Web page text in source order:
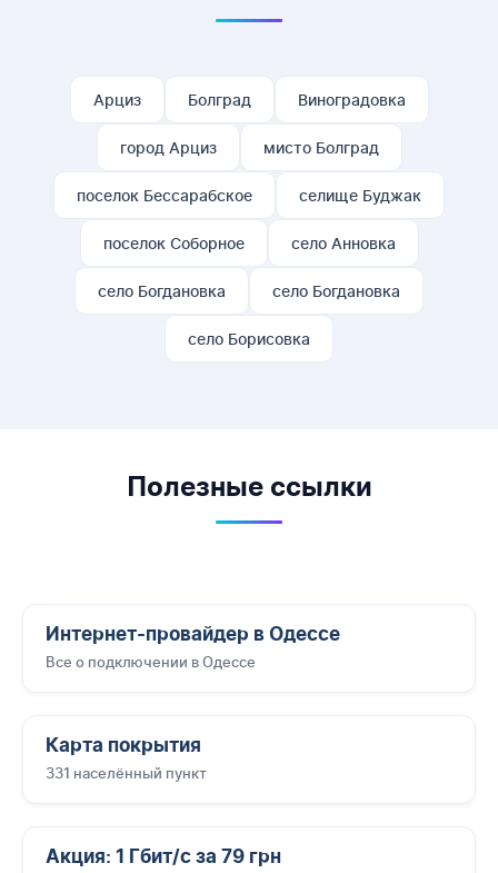
Арциз Болград Виноградовка
город Арциз мисто Болград
поселок Бессарабское селище Буджак
поселок Соборное село Анновка
село Богдановка село Богдановка
село Борисовка
Полезные ссылки
Интернет-провайдер в Одессе
Все о подключении в Одессе
Карта покрытия
331 населённый пункт
Акция: 1 Гбит/с за 79 грн